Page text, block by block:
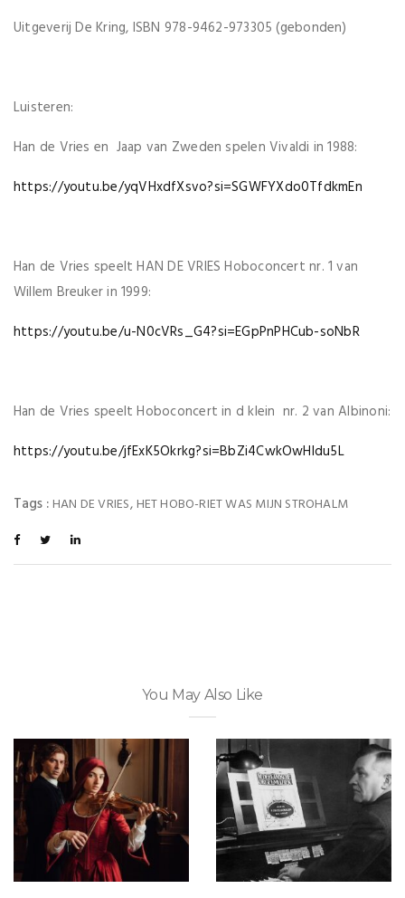
Uitgeverij De Kring, ISBN 978-9462-973305 (gebonden)
Luisteren:
Han de Vries en Jaap van Zweden spelen Vivaldi in 1988:
https://youtu.be/yqVHxdfXsvo?si=SGWFYXdo0TfdkmEn
Han de Vries speelt HAN DE VRIES Hoboconcert nr. 1 van
Willem Breuker in 1999:
https://youtu.be/u-N0cVRs_G4?si=EGpPnPHCub-soNbR
Han de Vries speelt Hoboconcert in d klein nr. 2 van Albinoni:
https://youtu.be/jfExK5Okrkg?si=BbZi4CwkOwHIdu5L
Tags : HAN DE VRIES, HET HOBO-RIET WAS MIJN STROHALM
You May Also Like